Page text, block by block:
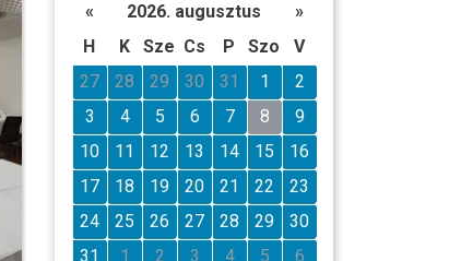
« 2026. augusztus
»
H
K Sze Cs P Szo
V
27
28 29 30 31 1
2
3
4 5 6 7 8
9
10
11 12 13 14 15
16
17
18 19 20 21 22
23
24
25 26 27 28 29
30
31
1 2 3 4 5 6